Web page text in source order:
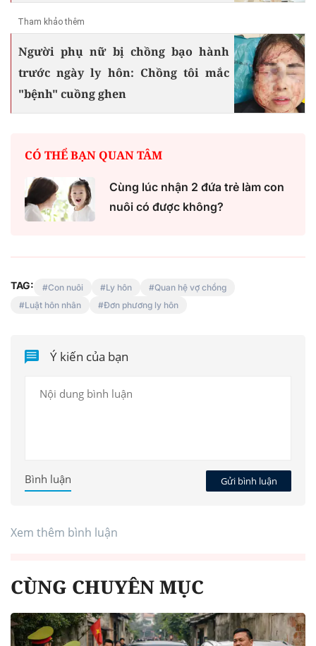
Tham khảo thêm
Người phụ nữ bị chồng bạo hành
trước ngày ly hôn: Chồng tôi mắc
"bệnh" cuồng ghen
CÓ THỂ BẠN QUAN TÂM
Cùng lúc nhận 2 đứa trẻ làm con
nuôi có được không?
TAG: Con nuôi Ly hôn
Quan hệ vợ chồng
Luật hôn nhân
Đơn phương ly hôn
Ý kiến của bạn
Gửi bình luận
Bình luận
Xem thêm bình luận
CÙNG CHUYÊN MỤC